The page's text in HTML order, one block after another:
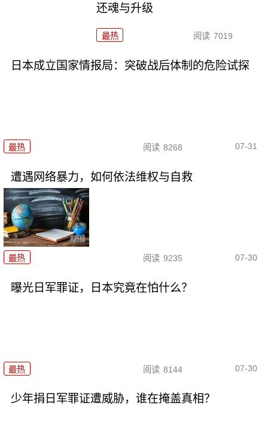
还魂与升级
最热 阅读 7019
日本成立国家情报局：突破战后体制的危险试探
最热 阅读 8268 07-31
遭遇网络暴力，如何依法维权与自救
最热 阅读 9235 07-30
曝光日军罪证，日本究竟在怕什么？
最热 阅读 8144 07-30
少年捐日军罪证遭威胁，谁在掩盖真相？